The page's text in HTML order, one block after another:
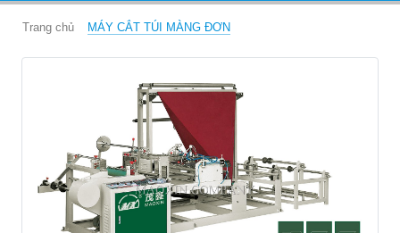
Trang chủ MÁY CẮT TÚI MÀNG ĐƠN